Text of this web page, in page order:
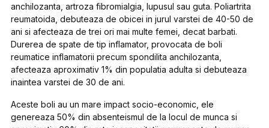
anchilozanta, artroza fibromialgia, lupusul sau guta. Poliartrita
reumatoida, debuteaza de obicei in jurul varstei de 40-50 de
ani si afecteaza de trei ori mai multe femei, decat barbati.
Durerea de spate de tip inflamator, provocata de boli
reumatice inflamatorii precum spondilita anchilozanta,
afecteaza aproximativ 1% din populatia adulta si debuteaza
inaintea varstei de 30 de ani.
Aceste boli au un mare impact socio-economic, ele
genereaza 50% din absenteismul de la locul de munca si